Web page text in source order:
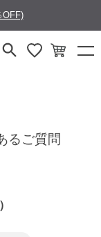
OFF)
るご質問